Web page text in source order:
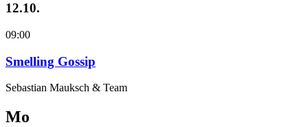
12.10.
09:00
Smelling Gossip
Sebastian Mauksch & Team
Mo